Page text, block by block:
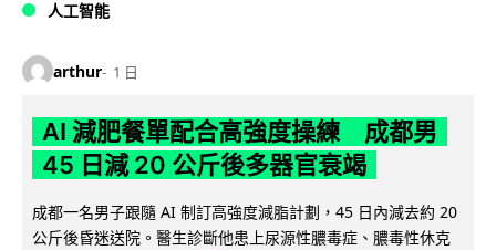
人工智能
arthur 1 日
AI 減肥餐單配合高強度操練 成都男
45 日減 20 公斤後多器官衰竭
成都一名男子跟隨 AI 制訂高強度減脂計劃，45 日內減去約 20
公斤後昏迷送院。醫生診斷他患上尿源性膿毒症、膿毒性休克